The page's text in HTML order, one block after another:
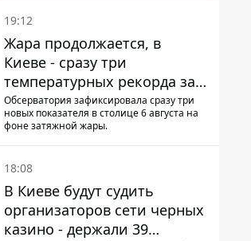
19:12
Жара продолжается, в
Киеве - сразу три
температурных рекорда за
день
Обсерватория зафиксировала сразу три
новых показателя в столице 6 августа на
фоне затяжной жары.
18:08
В Киеве будут судить
организаторов сети черных
казино - держали 39